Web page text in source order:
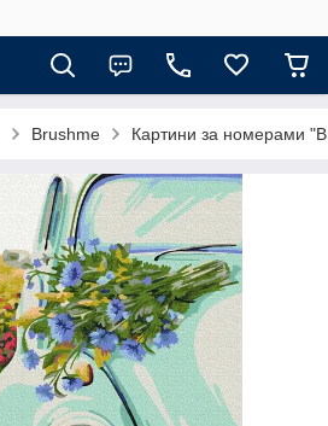
Brushme Картини за номерами